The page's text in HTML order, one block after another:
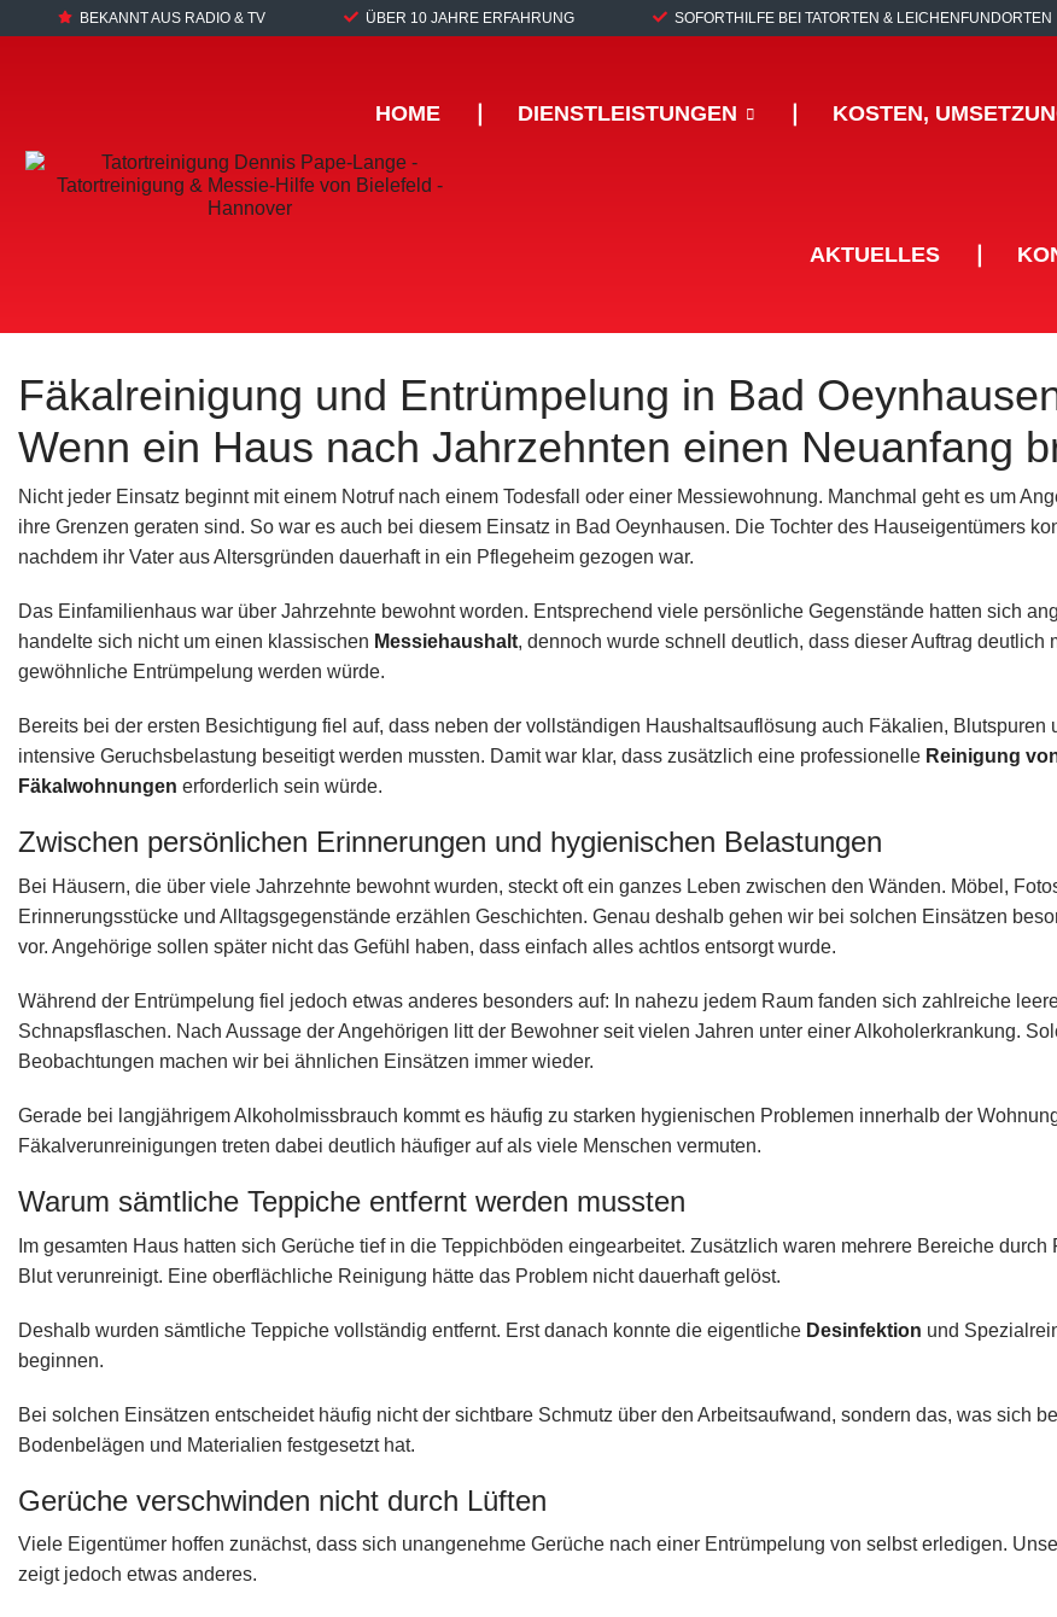
BEKANNT AUS RADIO & TV ÜBER 10 JAHRE ERFAHRUNG SOFORTHILFE BEI TATORTEN & LEICHENFUNDORTEN
HOME DIENSTLEISTUNGEN KOSTEN,
AKTUELLES
Fäkalreinigung und Entrümpelung in Bad
Wenn ein Haus nach Jahrzehnten einen Neuanfang
Nicht jeder Einsatz beginnt mit einem Notruf nach einem Todesfall oder einer Messiewohnung. Manchmal geht es um
ihre Grenzen geraten sind. So war es auch bei diesem Einsatz in Bad Oeynhausen. Die Tochter des Hauseigentümers
nachdem ihr Vater aus Altersgründen dauerhaft in ein Pflegeheim gezogen war.
Das Einfamilienhaus war über Jahrzehnte bewohnt worden. Entsprechend viele persönliche Gegenstände hatten sich
handelte sich nicht um einen klassischen Messiehaushalt, dennoch wurde schnell deutlich, dass dieser Auftrag deutlich
gewöhnliche Entrümpelung werden würde.
Bereits bei der ersten Besichtigung fiel auf, dass neben der vollständigen Haushaltsauflösung auch Fäkalien, Blutspuren
intensive Geruchsbelastung beseitigt werden mussten. Damit war klar, dass zusätzlich eine professionelle Reinigung
Fäkalwohnungen erforderlich sein würde.
Zwischen persönlichen Erinnerungen und hygienischen Belastungen
Bei Häusern, die über viele Jahrzehnte bewohnt wurden, steckt oft ein ganzes Leben zwischen den Wänden. Möbel,
Erinnerungsstücke und Alltagsgegenstände erzählen Geschichten. Genau deshalb gehen wir bei solchen Einsätzen
vor. Angehörige sollen später nicht das Gefühl haben, dass einfach alles achtlos entsorgt wurde.
Während der Entrümpelung fiel jedoch etwas anderes besonders auf: In nahezu jedem Raum fanden sich zahlreiche
Schnapsflaschen. Nach Aussage der Angehörigen litt der Bewohner seit vielen Jahren unter einer Alkoholerkrankung.
Beobachtungen machen wir bei ähnlichen Einsätzen immer wieder.
Gerade bei langjährigem Alkoholmissbrauch kommt es häufig zu starken hygienischen Problemen innerhalb der
Fäkalverunreinigungen treten dabei deutlich häufiger auf als viele Menschen vermuten.
Warum sämtliche Teppiche entfernt werden mussten
Im gesamten Haus hatten sich Gerüche tief in die Teppichböden eingearbeitet. Zusätzlich waren mehrere Bereiche durch
Blut verunreinigt. Eine oberflächliche Reinigung hätte das Problem nicht dauerhaft gelöst.
Deshalb wurden sämtliche Teppiche vollständig entfernt. Erst danach konnte die eigentliche Desinfektion und
beginnen.
Bei solchen Einsätzen entscheidet häufig nicht der sichtbare Schmutz über den Arbeitsaufwand, sondern das, was sich
Bodenbelägen und Materialien festgesetzt hat.
Gerüche verschwinden nicht durch Lüften
Viele Eigentümer hoffen zunächst, dass sich unangenehme Gerüche nach einer Entrümpelung von selbst erledigen.
zeigt jedoch etwas anderes.